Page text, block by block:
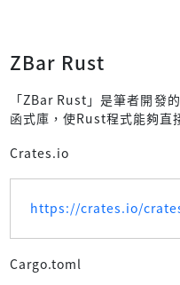
ZBar Rust
「ZBar Rust」是筆者開發
函式庫，使Rust程式能夠直
Crates.io
https://crates.io/
Cargo.toml